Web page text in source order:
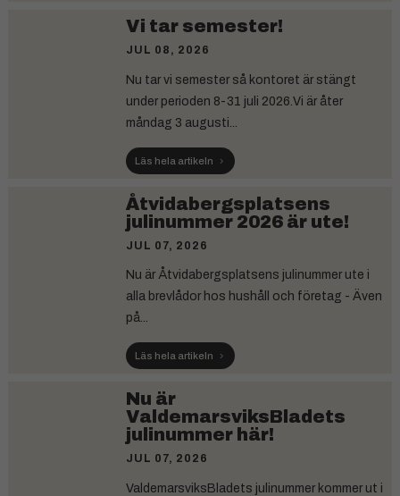
Vi tar semester!
JUL 08, 2026
Nu tar vi semester så kontoret är stängt
under perioden 8-31 juli 2026.Vi är åter
måndag 3 augusti...
Läs hela artikeln
Åtvidabergsplatsens
julinummer 2026 är ute!
JUL 07, 2026
Nu är Åtvidabergsplatsens julinummer ute i
alla brevlådor hos hushåll och företag - Även
på...
Läs hela artikeln
Nu är
ValdemarsviksBladets
julinummer här!
JUL 07, 2026
ValdemarsviksBladets julinummer kommer ut i